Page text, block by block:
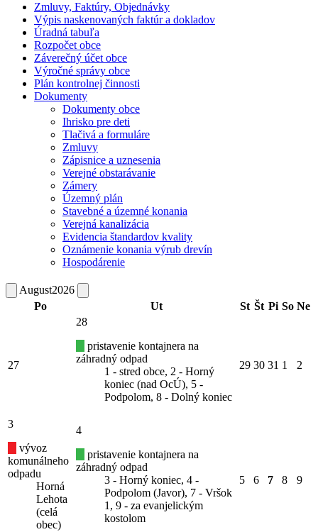
Zmluvy, Faktúry, Objednávky
Výpis naskenovaných faktúr a dokladov
Úradná tabuľa
Rozpočet obce
Záverečný účet obce
Výročné správy obce
Plán kontrolnej činnosti
Dokumenty
Dokumenty obce
Ihrisko pre deti
Tlačivá a formuláre
Zmluvy
Zápisnice a uznesenia
Verejné obstarávanie
Zámery
Územný plán
Stavebné a územné konania
Verejná kanalizácia
Evidencia štandardov kvality
Oznámenie konania výrub drevín
Hospodárenie
August2026
Po
Ut St Št Pi So Ne
27
28
pristavenie kontajnera na
záhradný odpad
1 - stred obce, 2 - Horný
koniec (nad OcÚ), 5 -
Podpolom, 8 - Dolný koniec
29 30 31 1 2
3
vývoz
komunálneho
odpadu
Horná
Lehota
(celá
obec)
4
pristavenie kontajnera na
záhradný odpad
3 - Horný koniec, 4 -
Podpolom (Javor), 7 - Vršok
1, 9 - za evanjelickým
kostolom
5 6 7 8 9